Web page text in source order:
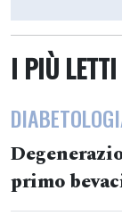
I PIÙ
primo